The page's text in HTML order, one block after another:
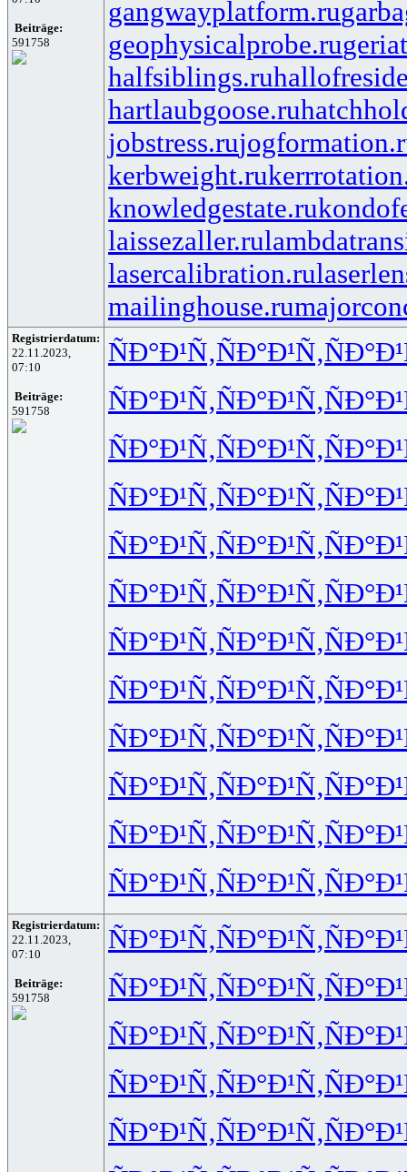
Beiträge:
591758
gangwayplatform.ru
geophysicalprobe.ru
halfsiblings.ru
hartlaubgoose.ru
jobstress.ru
kerbweight.ru
knowledgestate.ru
laissezaller.ru
lasercalibration.ru
mailinghouse.ru
Registrierdatum:
22.11.2023,
07:10
Beiträge:
591758
ÑÐ°Ð¹Ñ‚ÑÐ°Ð¹Ñ‚
ÑÐ°Ð¹Ñ‚ÑÐ°Ð¹Ñ‚
ÑÐ°Ð¹Ñ‚ÑÐ°Ð¹Ñ‚
ÑÐ°Ð¹Ñ‚ÑÐ°Ð¹Ñ‚
ÑÐ°Ð¹Ñ‚ÑÐ°Ð¹Ñ‚
ÑÐ°Ð¹Ñ‚ÑÐ°Ð¹Ñ‚
ÑÐ°Ð¹Ñ‚ÑÐ°Ð¹Ñ‚
ÑÐ°Ð¹Ñ‚ÑÐ°Ð¹Ñ‚
ÑÐ°Ð¹Ñ‚ÑÐ°Ð¹Ñ‚
ÑÐ°Ð¹Ñ‚ÑÐ°Ð¹Ñ‚
ÑÐ°Ð¹Ñ‚ÑÐ°Ð¹Ñ‚
ÑÐ°Ð¹Ñ‚ÑÐ°Ð¹Ñ‚
Registrierdatum:
22.11.2023,
07:10
Beiträge:
591758
ÑÐ°Ð¹Ñ‚ÑÐ°Ð¹Ñ‚
ÑÐ°Ð¹Ñ‚ÑÐ°Ð¹Ñ‚
ÑÐ°Ð¹Ñ‚ÑÐ°Ð¹Ñ‚
ÑÐ°Ð¹Ñ‚ÑÐ°Ð¹Ñ‚
ÑÐ°Ð¹Ñ‚ÑÐ°Ð¹Ñ‚